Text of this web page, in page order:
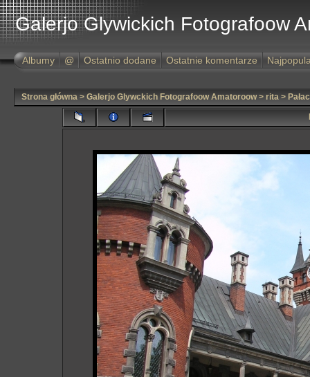
Galerjo Glywickich Fotografoow
Albumy @ Ostatnio dodane Ostatnie komentarze
Strona główna > Galerjo Glywckich Fotografoow Amatoroow> rita >